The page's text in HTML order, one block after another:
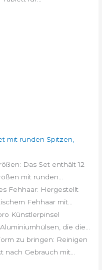
mit runden Spitzen,
Das Set enthält 12
mit runden...
Fehhaar: Hergestellt
Fehhaar mit...
Künstlerpinsel
die die...
zu bringen: Reinigen
Gebrauch mit...